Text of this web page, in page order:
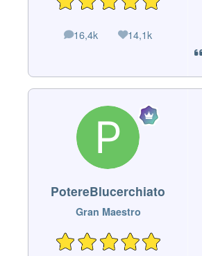
16,4k
messaggi 14,1k
Reputazione
PotereBlucerchiato
Gran Maestro